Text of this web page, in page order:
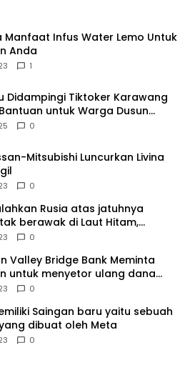
Manfaat Infus Water Lemo Untuk
Anda
1
Didampingi Tiktoker Karawang
untuk Warga Dusun
Karangligar
0
Mitsubishi Luncurkan Livina
0
Rusia atas jatuhnya
berawak di Laut Hitam,
0
Valley Bridge Bank Meminta
untuk menyetor ulang dana
0
Saingan baru yaitu sebuah
dibuat oleh Meta
0